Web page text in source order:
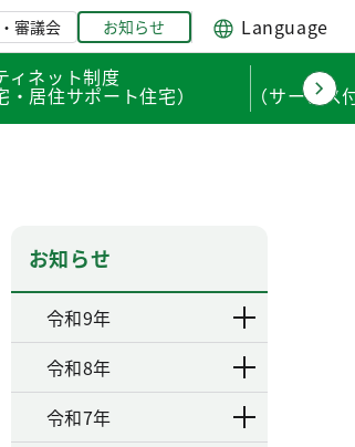
審議会 お知らせ
Language
ィネット制度
・居住サポート住宅） （サービ
お知らせ
令和9年
令和8年
令和7年